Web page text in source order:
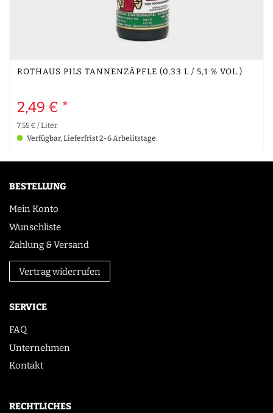
ROTHAUS PILS TANNENZÄPFLE (0,33 L / 5,1 % VOL.)
2,49 € *
7,55 € / Liter
Verfügbar, Lieferfrist 2-6 Arbeiitstage.
BESTELLUNG
Mein Konto
Wunschliste
Zahlung & Versand
Vertrag widerrufen
SERVICE
FAQ
Unternehmen
Kontakt
RECHTLICHES